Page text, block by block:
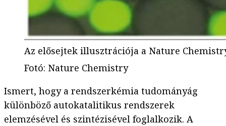
Az elősejtek illusztrációja a Nature
Fotó: Nature Chemistry
Ismert, hogy a rendszerkémia tudományág
különböző autokatalitikus rendszerek
elemzésével és szintézisével foglalkozik. A